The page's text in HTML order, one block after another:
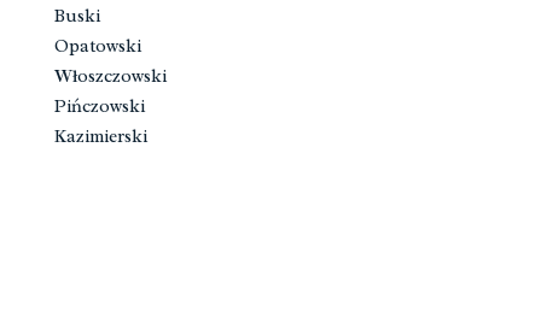
Buski
Opatowski
Włoszczowski
Pińczowski
Kazimierski